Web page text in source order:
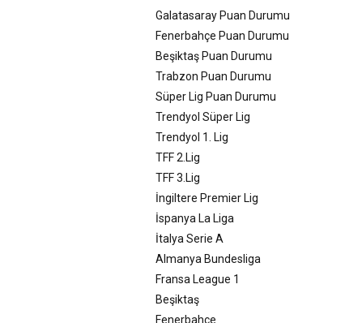
Galatasaray Puan Durumu
Fenerbahçe Puan Durumu
Beşiktaş Puan Durumu
Trabzon Puan Durumu
Süper Lig Puan Durumu
Trendyol Süper Lig
Trendyol 1. Lig
TFF 2.Lig
TFF 3.Lig
İngiltere Premier Lig
İspanya La Liga
İtalya Serie A
Almanya Bundesliga
Fransa League 1
Beşiktaş
Fenerbahçe